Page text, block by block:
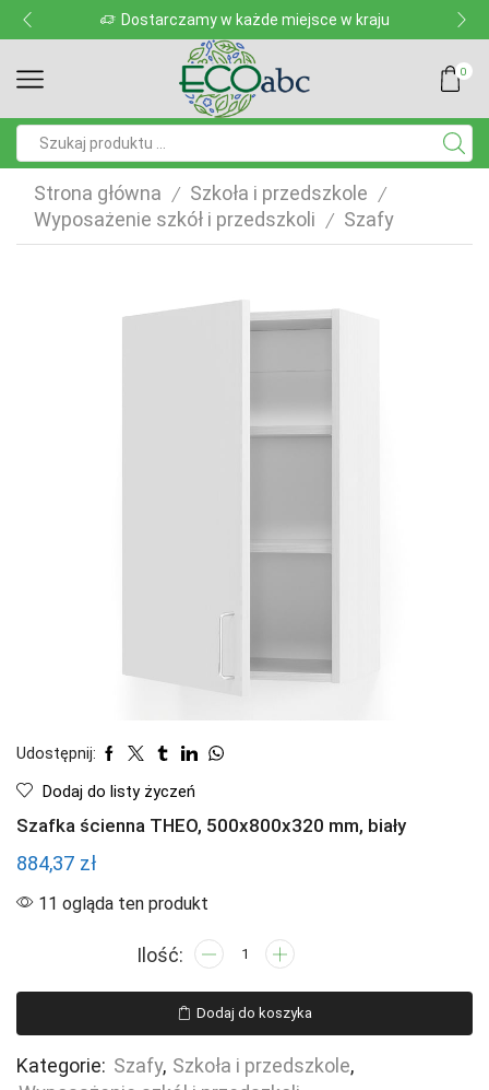
Dostarczamy w każde miejsce w kraju
0
Strona główna / Szkoła i przedszkole /
Wyposażenie szkół i przedszkoli / Szafy
Udostępnij:
Dodaj do listy życzeń
Szafka ścienna THEO, 500x800x320 mm, biały
884,37 zł
11 ogląda ten produkt
ilość
ścienna
THEO,
500x800x320
Dodaj do koszyka
Kategorie: Szafy, Szkoła i przedszkole,